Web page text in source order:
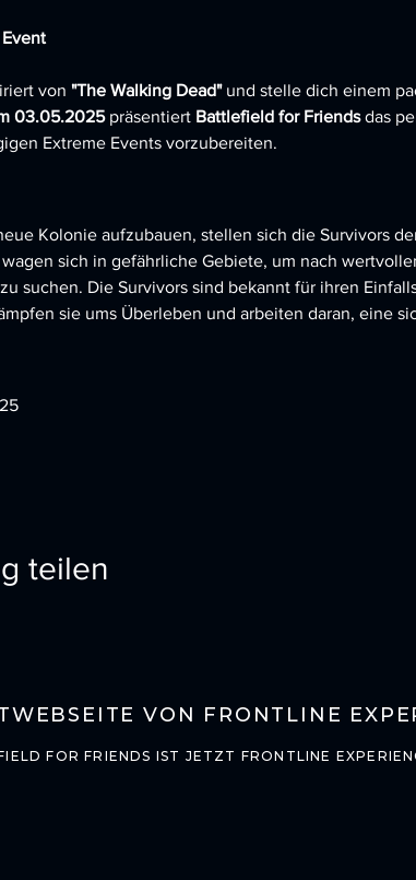
von "The Walking Dead" und stelle dich einem
03.05.2025 präsentiert Battlefield for Friends das
Extreme Events vorzubereiten.
Kolonie aufzubauen, stellen sich die Survivors
sich in gefährliche Gebiete, um nach
suchen. Die Survivors sind bekannt für ihren
sie ums Überleben und arbeiten daran, eine
teilen
VON FRONTLINE
FOR FRIENDS IST JETZT FRONTLINE